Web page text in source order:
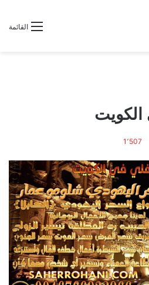
القائمة
1٬507